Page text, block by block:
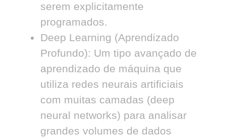
serem explicitamente
programados.
Deep Learning (Aprendizado
Profundo): Um tipo avançado de
aprendizado de máquina que
utiliza redes neurais artificiais
com muitas camadas (deep
neural networks) para analisar
grandes volumes de dados